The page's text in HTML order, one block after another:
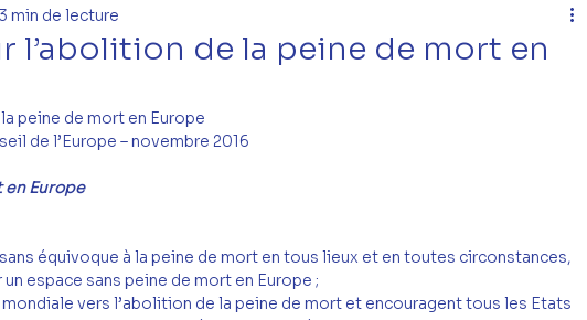
l’abolition de la peine de mort en
3 min de lecture
peine de mort en Europe
de l’Europe – novembre 2016
Europe
équivoque à la peine de mort en tous lieux et en toutes circonstances,
espace sans peine de mort en Europe ;
vers l’abolition de la peine de mort et encouragent tous les Etats